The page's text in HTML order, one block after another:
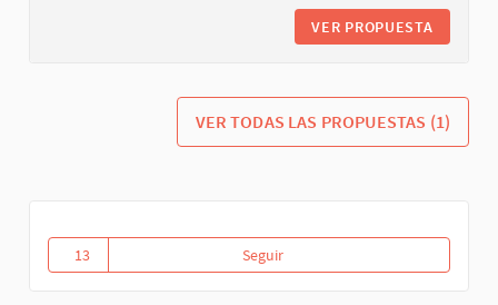
VER PROPUESTA
VER TODAS LAS PROPUESTAS (1)
13
13 seguidoras
SeguirAgenda de las Economías